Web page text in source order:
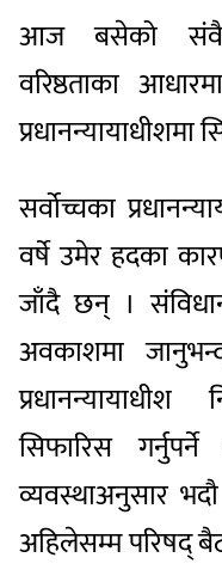
आज बसेको
वरिष्ठताका
प्रधानन्यायाधीशमा
सर्वोच्चका
वर्षे उमेर हदका
जाँदै छन् ।
अवकाशमा
सिफारिस
व्यवस्थाअनुसार
अहिलेसम्म परिषद्